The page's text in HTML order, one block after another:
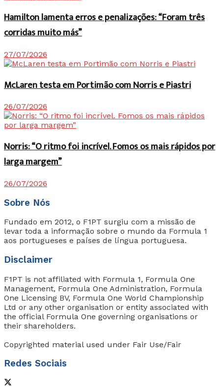
Hamilton lamenta erros e penalizações: “Foram três
corridas muito más”
27/07/2026
McLaren testa em Portimão com Norris e Piastri
26/07/2026
Norris: “O ritmo foi incrível. Fomos os mais rápidos por
larga margem”
26/07/2026
Sobre Nós
Fundado em 2012, o F1PT surgiu com a missão de
levar toda a informação sobre o mundo da Formula 1
aos portugueses e países de língua portuguesa.
Disclaimer
F1PT is not affiliated with Formula 1, Formula One
Management, Formula One Administration, Formula
One Licensing BV, Formula One World Championship
Ltd or any other organisation or entity associated with
the official Formula One governing organisations or
their shareholders.
Copyrighted material used under Fair Use/Fair
Redes Sociais